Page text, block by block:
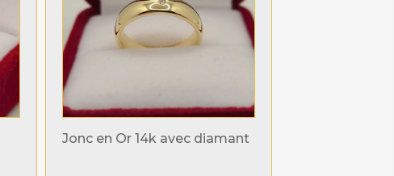
Jonc en Or 14k avec diamant